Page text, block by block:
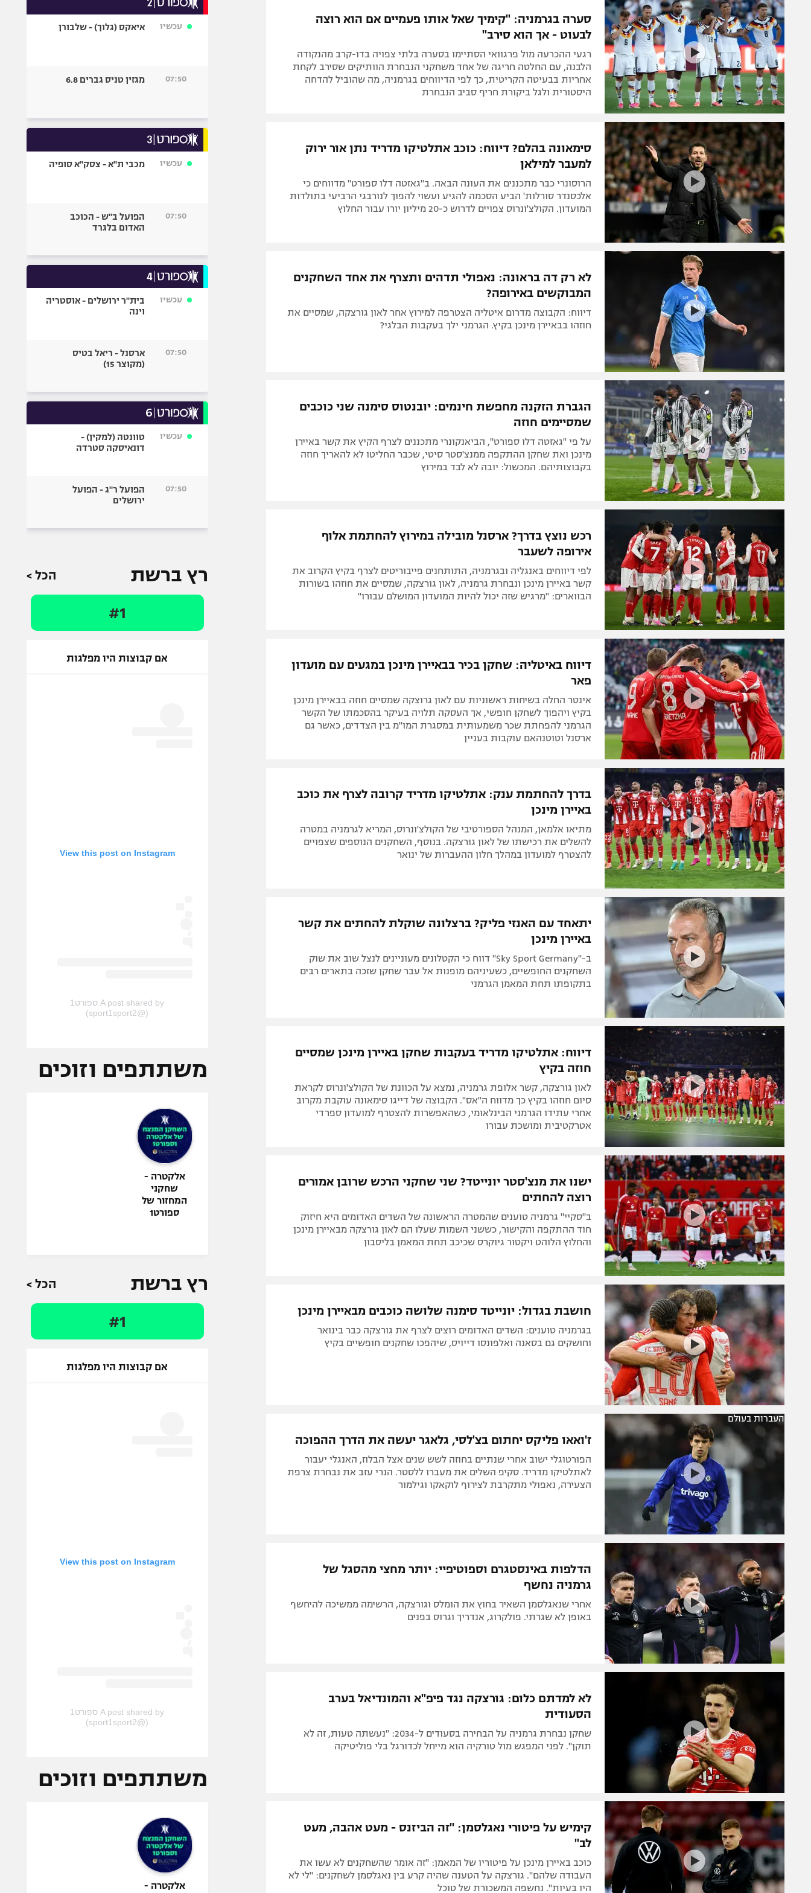
תקנון משתתפים וזוכים בפרסים
תקנון עבור פעילות אלקטרה
תקנון עבור פעילות ספורט 1 – "מרלן"
טניס
גיימינג E-Sports
תנאי שימוש
מדיניות פרטיות
תקנון פעילות ספורט 1
רשיון להקרנה פומבית לבית עסק
הצטרפות לחבילת הערוצים
לוח דרושים – ג'ובנט
תגיות
הפועל באר שבע
מכבי נתניה
בני יהודה
ליגות נוספות
ספורט מוטורי
בייסבול MLB
גיימינג E-Sports
סערה בגרמניה: "קימיך שאל אותו פעמיים אם הוא רוצה
לבעוט - אך הוא סירב"
רגעי ההכרעה מול פרגוואי הסתיימו בסערה בלתי צפויה בדו-קרב מהנקודה
הלבנה, עם החלטה חריגה של אחד משחקני הנבחרת הוותיקים שסירב לקחת
אחריות בבעיטה הקריטית, כך לפי הדיווחים בגרמניה, מה שהוביל להדחה
היסטורית ולגל ביקורת חריף סביב הנבחרת
סימאונה בהלם? דיווח: כוכב אתלטיקו מדריד נתן אור ירוק
למעבר למילאן
הרוסונרי כבר מתכננים את העונה הבאה. ב"גאזטה דלו ספורט" מדווחים כי
אלכסנדר סורלות' הביע הסכמה להגיע ועשוי להפוך לנורבגי הרביעי בתולדות
המועדון. הקולצ'ונרוס צפויים לדרוש כ-20 מיליון יורו עבור החלוץ
לא רק דה בראונה: נאפולי תדהים ותצרף את אחד השחקנים
המבוקשים באירופה?
דיווח: הקבוצה מדרום איטליה הצטרפה למירוץ אחר לאון גורצקה, שמסיים את
חוזהו בבאיירן מינכן בקיץ. הגרמני ילך בעקבות הבלגי?
הגברת הזקנה מחפשת חינמים: יובנטוס סימנה שני כוכבים
שמסיימים חוזה
על פי "גאזטה דלו ספורט", הביאנקונרי מתכננים לצרף הקיץ את קשר באיירן
מינכן ואת שחקן ההתקפה ממנצ'סטר סיטי, שכבר החליטו לא להאריך חוזה
בקבוצותיהם. המכשול: יובה לא לבד במירוץ
רכש נוצץ בדרך? ארסנל מובילה במירוץ להחתמת אלוף
אירופה לשעבר
לפי דיווחים באנגליה ובגרמניה, התותחנים פייבוריטים לצרף בקיץ הקרוב את
קשר באיירן מינכן ונבחרת גרמניה, לאון גורצקה, שמסיים את חוזהו בשורות
הבווארים: "מרגיש שזה יכול להיות המועדון המושלם עבורו"
דיווח באיטליה: שחקן בכיר בבאיירן מינכן במגעים עם מועדון
פאר
אינטר החלה בשיחות ראשוניות עם לאון גרוצקה שמסיים חוזה בבאיירן מינכן
בקיץ ויהפוך לשחקן חופשי, אך העסקה תלויה בעיקר בהסכמתו של הקשר
הגרמני להפחתת שכר משמעותית במסגרת המו"מ בין הצדדים, כאשר גם
ארסנל וטוטנהאם עוקבות בעניין
בדרך להחתמת ענק: אתלטיקו מדריד קרובה לצרף את כוכב
באיירן מינכן
מתיאו אלמאן, המנהל הספורטיבי של הקולצ'ונרוס, המריא לגרמניה במטרה
להשלים את רכישתו של לאון גורצקה. בנוסף, השחקנים הנוספים שצפויים
להצטרף למועדון במהלך חלון ההעברות של ינואר
יתאחד עם האנזי פליק? ברצלונה שוקלת להחתים את קשר
באיירן מינכן
ב-"Sky Sport Germany" דווח כי הקטלונים מעוניינים לנצל שוב את שוק
השחקנים החופשיים, כשעיניהם מופנות אל עבר שחקן שזכה בתארים רבים
בתקופתו תחת המאמן הגרמני
דיווח: אתלטיקו מדריד בעקבות שחקן באיירן מינכן שמסיים
חוזה בקיץ
לאון גורצקה, קשר אלופת גרמניה, נמצא על הכוונת של הקולצ'ונרוס לקראת
סיום חוזהו בקיץ כך מדווח ה"אס". הקבוצה של דייגו סימאונה עוקבת מקרוב
אחרי עתידו הגרמני הבינלאומי, כשהאפשרות להצטרף למועדון ספרדי
אטרקטיבית ומושכת עבורו
ישנו את מנצ'סטר יונייטד? שני שחקני הרכש שרובן אמורים
רוצה להחתים
ב"סקיי" גרמניה טוענים שהמטרה הראשונה של השדים האדומים היא חיזוק
חוד ההתקפה והקישור, כששני השמות שעלו הם לאון גורצקה מבאיירן מינכן
והחלוץ הלוהט ויקטור גיוקרס שכיכב תחת המאמן בליסבון
חושבת בגדול: יונייטד סימנה שלושה כוכבים מבאיירן מינכן
בגרמניה טוענים: השדים האדומים רוצים לצרף את גורצקה כבר בינואר
וחושקים גם בסאנה ואלפונסו דייויס, שיהפכו שחקנים חופשיים בקיץ
העברות בעולם
ז'ואאו פליקס יחתום בצ'לסי, גלאגר יעשה את הדרך ההפוכה
הפורטוגלי ישוב אחרי שנתיים בחוזה לשש שנים אצל הבלוז, האנגלי יעבור
לאתלטיקו מדריד. סקיפ השלים את מעברו ללסטר. הנרי עזב את נבחרת צרפת
הצעירה, נאפולי מתקרבת לצירוף לוקאקו וגילמור
הדלפות באינסטגרם וספוטיפיי: יותר מחצי מהסגל של
גרמניה נחשף
אחרי שנאגלסמן השאיר בחוץ את הומלס וגורצקה, הרשימה ממשיכה להיחשף
באופן לא שגרתי. פולקרוג, אנדריך וגרוס בפנים
לא למדתם כלום: גורצקה נגד פיפ"א והמונדיאל בערב
הסעודית
שחקן נבחרת גרמניה על הבחירה בסעודים ל-2034: "נעשתה טעות, זה לא
תוקן". לפני המפגש מול טורקיה הוא מייחל לכדורגל בלי פוליטיקה
קימיש על פיטורי נאגלסמן: "זה הביזנס - מעט אהבה, מעט
לב"
כוכב באיירן מינכן על פיטוריו של המאמן: "זה אומר שהשחקנים לא עשו את
העבודה שלהם". גורצקה על הטענה שהיה קרע בין נאגלסמן לשחקנים: "לי לא
היו בעיות". נחשפה המשכורת של טוכל
עכשיו איאקס (גלוך) - שלבורן
07:50 מגזין טניס גברים 6.8
עכשיו מכבי ת"א - צסק"א סופיה
07:50
הפועל ב"ש - הכוכב
האדום בלגרד
עכשיו
בית"ר ירושלים - אוסטריה
וינה
07:50
ארסנל - ריאל בטיס
(מקוצר 15)
עכשיו
טוונטה (למקין) -
דונאיסקה סטרדה
07:50
הפועל ר"ג - הפועל
ירושלים
רץ ברשת הכל >
#1
אם קבוצות היו מפלגות
View this post on Instagram
A post shared by ספורט1
(@sport1sport2)
משתתפים וזוכים
אלקטרה -
שחקני
המחזור של
ספורט1
רץ ברשת הכל >
#1
אם קבוצות היו מפלגות
View this post on Instagram
A post shared by ספורט1
(@sport1sport2)
משתתפים וזוכים
אלקטרה -